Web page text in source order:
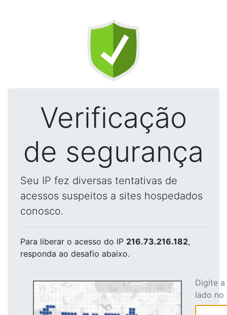
Verificação
de segurança
Seu IP fez diversas tentativas de
acessos suspeitos a sites hospedados
conosco.
Para liberar o acesso do IP 216.73.216.182,
responda ao desafio abaixo.
Digite
lado no